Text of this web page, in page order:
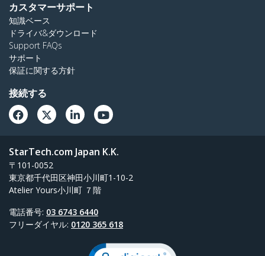
カスタマーサポート
知識ベース
ドライバ&ダウンロード
Support FAQs
サポート
保証に関する方針
接続する
StarTech.com Japan K.K.
〒101-0052
東京都千代田区神田小川町1-10-2
Atelier Yours小川町 ７階
電話番号: 03 6743 6440
フリーダイヤル: 0120 365 618